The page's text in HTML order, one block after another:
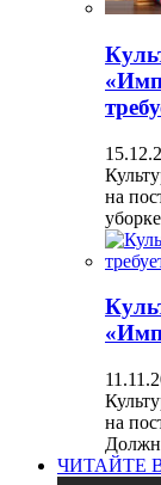
на
на
ЧИТАЙТЕ